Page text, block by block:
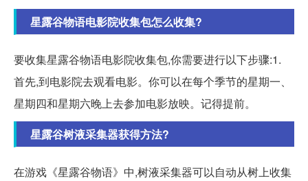
星露谷物语电影院收集包怎么收集?
要收集星露谷物语电影院收集包,你需要进行以下步骤:1.
首先,到电影院去观看电影。你可以在每个季节的星期一、
星期四和星期六晚上去参加电影放映。记得提前。
星露谷树液采集器获得方法?
在游戏《星露谷物语》中,树液采集器可以自动从树上收集